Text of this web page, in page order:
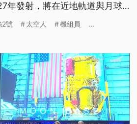
年發射，將在近地軌道與月球
2號 太空人 機組員 ...